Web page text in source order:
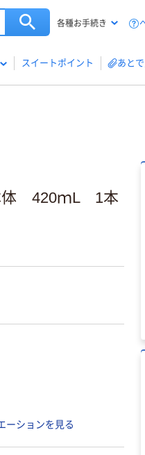
各種お手続き
スイートポイント あと
体 420ｍL 1本
ーションを見る